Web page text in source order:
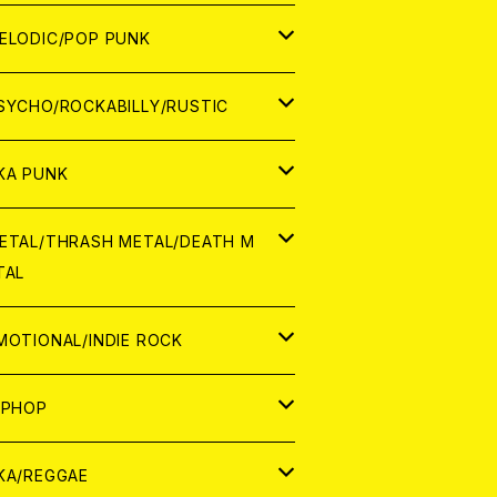
ログ
ログ
POP PUNK
ROCKABILLY/RUSTIC
PUNK
THRASH METAL/DEATH M
INDIE ROCK
REGGAE